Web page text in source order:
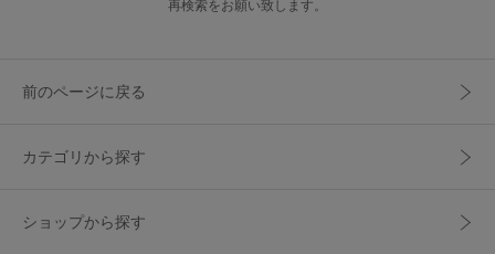
再検索をお願い致します。
前のページに戻る
カテゴリから探す
ショップから探す